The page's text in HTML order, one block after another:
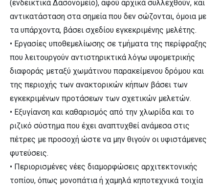
(ενδεικτικά Δασονομείο), αφού αρχικά συλλεχθούν, και
αντικατάσταση στα σημεία που δεν σώζονται, όμοια με
τα υπάρχοντα, βάσει σχεδίου εγκεκριμένης μελέτης.
• Εργασίες υποθεμελίωσης σε τμήματα της περίφραξης
που λειτουργούν αντιστηρικτικά λόγω υψομετρικής
διαφοράς μεταξύ χωμάτινου παρακείμενου δρόμου και
της περιοχής των ανακτορικών κήπων βάσει των
εγκεκριμένων προτάσεων των σχετικών μελετών.
• Εξυγίανση και καθαρισμός από την χλωρίδα και το
ριζικό σύστημα που έχει αναπτυχθεί ανάμεσα στις
πέτρες με προσοχή ώστε να μην θιγούν οι υφιστάμενες
φυτεύσεις.
• Περιορισμένες νέες διαμορφώσεις αρχιτεκτονικής
τοπίου, όπως μονοπάτια ή χαμηλά κηποτεχνικά τοιχία